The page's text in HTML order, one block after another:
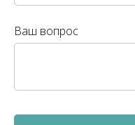
Ваш вопрос